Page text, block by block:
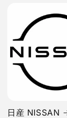
日産 NISSAN